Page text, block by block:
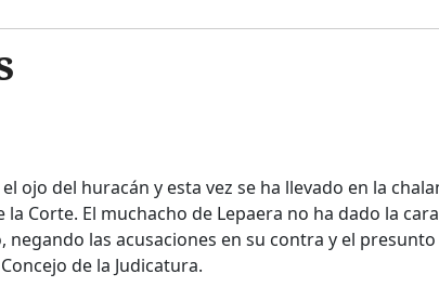
ojo del huracán y esta vez se ha llevado en la
Corte. El muchacho de Lepaera no ha dado la
negando las acusaciones en su contra y el presunto
de la Judicatura.